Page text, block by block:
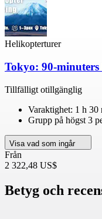
Helikopterturer
Tokyo: 90-
Tillfälligt otillgänglig
Varaktighet: 1 h 30
Grupp på högst 3
Visa vad som ingår
Från
2 322,48 US$
Betyg och